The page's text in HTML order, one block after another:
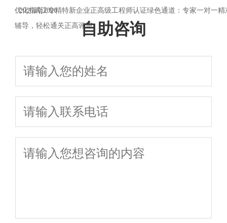
优化指南2026
·2026武汉专精特新企业正高级工程师认证绿色通道：专家一对一精
辅导，轻松通关正高评审自助咨询